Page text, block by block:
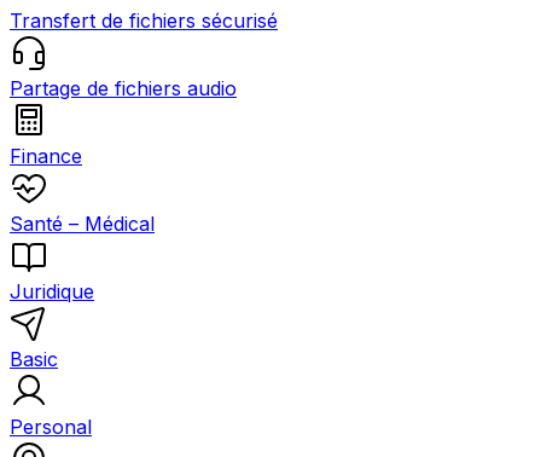
Transfert de fichiers sécurisé
Partage de fichiers audio
Finance
Santé – Médical
Juridique
Basic
Personal